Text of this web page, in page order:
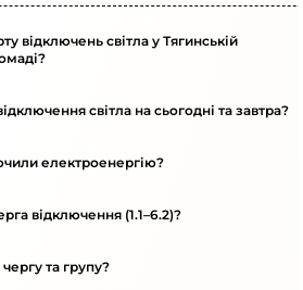
відключень світла у Тягинській
світла на сьогодні та завтра?
електроенергію?
відключення (1.1–6.2)?
та групу?